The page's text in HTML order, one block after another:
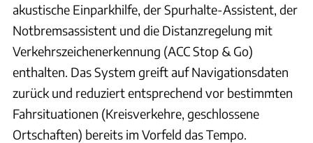
akustische Einparkhilfe, der Spurhalte-Assistent, der
Notbremsassistent und die Distanzregelung mit
Verkehrszeichenerkennung (ACC Stop & Go)
enthalten. Das System greift auf Navigationsdaten
zurück und reduziert entsprechend vor bestimmten
Fahrsituationen (Kreisverkehre, geschlossene
Ortschaften) bereits im Vorfeld das Tempo.